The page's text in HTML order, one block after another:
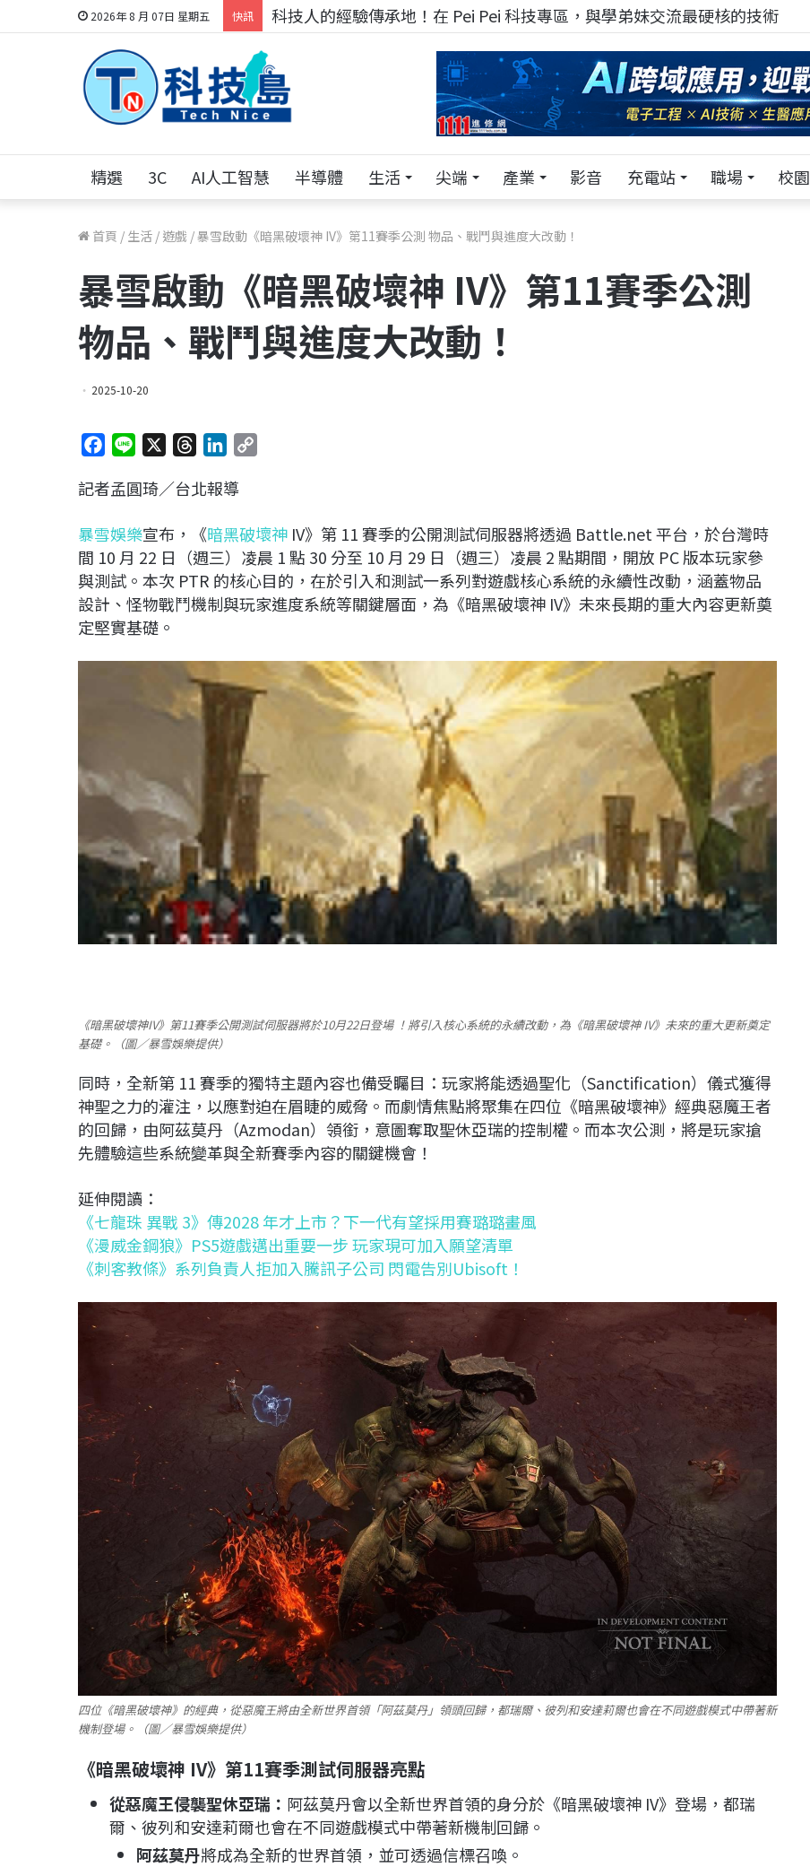
2026年 8 月 07日 星期五 快訊 科技人的經驗傳承地！在 Pei Pei 科技專區，與學弟妹交流最硬核的技術
精選 3C AI人工智慧 半導體 生活 尖端 產業 影音 充電站 職場 校園
首頁 / 生活 / 遊戲 /暴雪啟動《暗黑破壞神 IV》第11賽季公測 物品、戰鬥與進度大改動！
暴雪啟動《暗黑破壞神 IV》第11賽季公測
物品、戰鬥與進度大改動！
2025-10-20
c
b
o
o
k
n
r
a
d
s
n
e
d
I
n
L
i
n
k
記者孟圓琦／台北報導
暴雪娛樂宣布，《暗黑破壞神 IV》第 11 賽季的公開測試伺服器將透過 Battle.net 平台，於台灣時
間 10 月 22 日（週三）凌晨 1 點 30 分至 10 月 29 日（週三）凌晨 2 點期間，開放 PC 版本玩家參
與測試。本次 PTR 的核心目的，在於引入和測試一系列對遊戲核心系統的永續性改動，涵蓋物品
設計、怪物戰鬥機制與玩家進度系統等關鍵層面，為《暗黑破壞神 IV》未來長期的重大內容更新奠
定堅實基礎。
《暗黑破壞神IV》第11賽季公開測試伺服器將於10月22日登場 ！將引入核心系統的永續改動，為《暗黑破壞神 IV》未來的重大更新奠定
基礎。（圖／暴雪娛樂提供）
同時，全新第 11 賽季的獨特主題內容也備受矚目：玩家將能透過聖化（Sanctification）儀式獲得
神聖之力的灌注，以應對迫在眉睫的威脅。而劇情焦點將聚集在四位《暗黑破壞神》經典惡魔王者
的回歸，由阿茲莫丹（Azmodan）領銜，意圖奪取聖休亞瑞的控制權。而本次公測，將是玩家搶
先體驗這些系統變革與全新賽季內容的關鍵機會！
延伸閱讀：
《七龍珠 異戰 3》傳2028 年才上市？下一代有望採用賽璐璐畫風
《漫威金鋼狼》PS5遊戲邁出重要一步 玩家現可加入願望清單
《刺客教條》系列負責人拒加入騰訊子公司 閃電告別Ubisoft！
四位《暗黑破壞神》的經典，從惡魔王將由全新世界首領「阿茲莫丹」領頭回歸，都瑞爾、彼列和安達莉爾也會在不同遊戲模式中帶著新
機制登場。（圖／暴雪娛樂提供）
《暗黑破壞神 IV》第11賽季測試伺服器亮點
從惡魔王侵襲聖休亞瑞： 阿茲莫丹會以全新世界首領的身分於《暗黑破壞神 IV》登場，都瑞
爾、彼列和安達莉爾也會在不同遊戲模式中帶著新機制回歸。
阿茲莫丹將成為全新的世界首領，並可透過信標召喚。